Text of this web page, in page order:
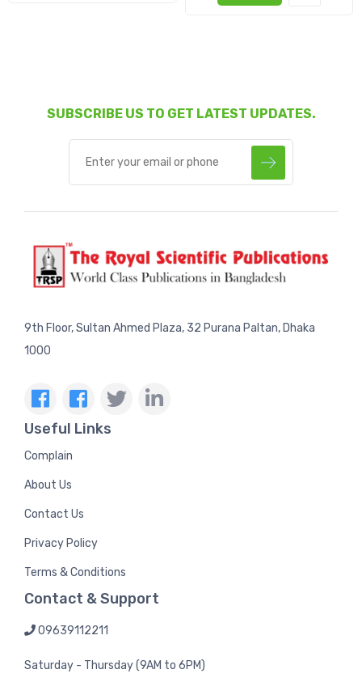
SUBSCRIBE US TO GET LATEST UPDATES.
9th Floor, Sultan Ahmed Plaza, 32 Purana Paltan, Dhaka
1000
Useful Links
Complain
About Us
Contact Us
Privacy Policy
Terms & Conditions
Contact & Support
09639112211
Saturday - Thursday (9AM to 6PM)